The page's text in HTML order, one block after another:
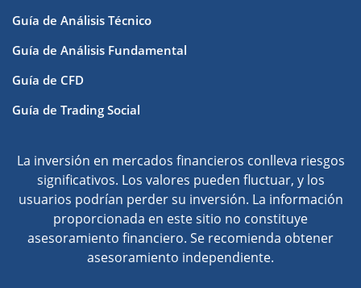
Guía de Análisis Técnico
Guía de Análisis Fundamental
Guía de CFD
Guía de Trading Social
La inversión en mercados financieros conlleva riesgos
significativos. Los valores pueden fluctuar, y los
usuarios podrían perder su inversión. La información
proporcionada en este sitio no constituye
asesoramiento financiero. Se recomienda obtener
asesoramiento independiente.